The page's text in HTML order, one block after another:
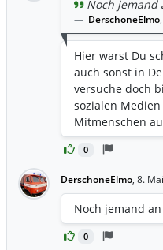
0
Noch jemand
DerschöneElmo,
Hier warst Du
auch sonst in
versuche doch
sozialen
Mitmenschen
DerschöneElmo, 8.
0
Noch jemand an